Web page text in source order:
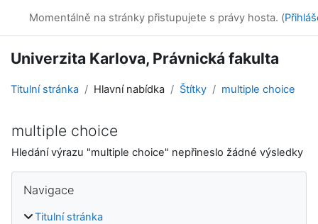
Online kurzy
Momentálně na stránky přistupujete s právy hosta. (
Univerzita Karlova, Právnická fakulta
Titulní stránka Hlavní nabídka Štítky multiple choice
multiple choice
Hledání výrazu "multiple choice" nepřineslo žádné výsledky
Bloky
Navigace
Titulní stránka